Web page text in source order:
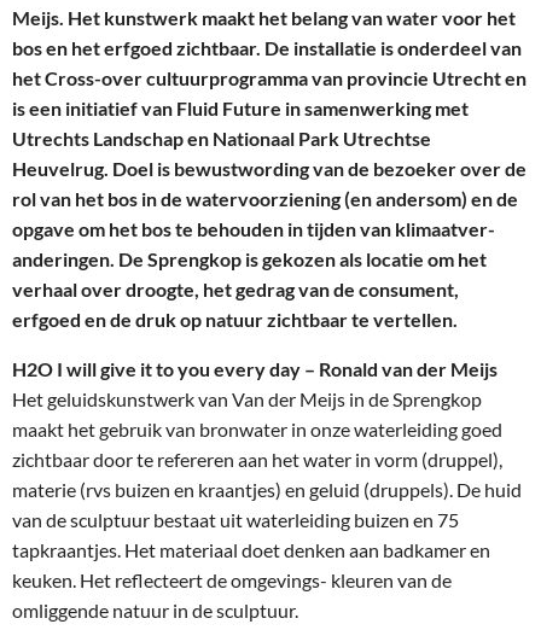
Meijs. Het kunstwerk maakt het belang van water voor het
bos en het erfgoed zichtbaar. De installatie is onderdeel van
het Cross-over cultuurprogramma van provincie Utrecht en
is een initiatief van Fluid Future in samenwerking met
Utrechts Landschap en Nationaal Park Utrechtse
Heuvelrug. Doel is bewustwording van de bezoeker over de
rol van het bos in de watervoorziening (en andersom) en de
opgave om het bos te behouden in tijden van klimaatver-
anderingen. De Sprengkop is gekozen als locatie om het
verhaal over droogte, het gedrag van de consument,
erfgoed en de druk op natuur zichtbaar te vertellen.
H2O I will give it to you every day – Ronald van der Meijs
Het geluidskunstwerk van Van der Meijs in de Sprengkop
maakt het gebruik van bronwater in onze waterleiding goed
zichtbaar door te refereren aan het water in vorm (druppel),
materie (rvs buizen en kraantjes) en geluid (druppels). De huid
van de sculptuur bestaat uit waterleiding buizen en 75
tapkraantjes. Het materiaal doet denken aan badkamer en
keuken. Het reflecteert de omgevings- kleuren van de
omliggende natuur in de sculptuur.